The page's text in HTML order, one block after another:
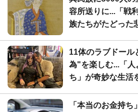
容所送りに...「戦
族たちがたどった
11体のラブドー
為"を楽しむ...「人
ち」が奇妙な生活
「本当のお金持